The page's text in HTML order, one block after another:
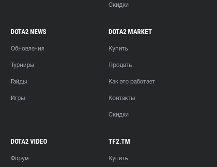
Скидки
DOTA2 NEWS
Обновления
Турниры
Гайды
Игры
DOTA2 MARKET
Купить
Продать
Как это работает
Контакты
Скидки
DOTA2 VIDEO
Форум
TF2.TM
Купить